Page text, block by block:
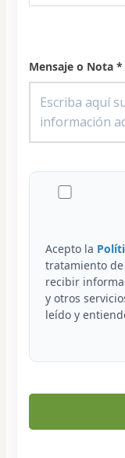
Mensaje o Nota *
Acepto la
tratamiento
recibir
y otros
leído y